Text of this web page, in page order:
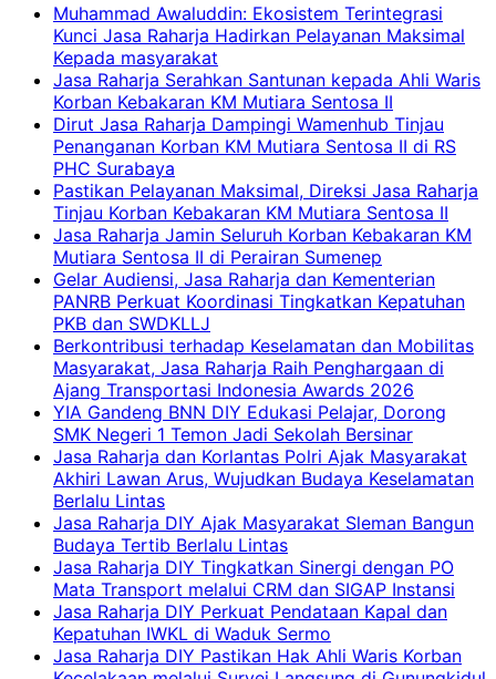
Muhammad Awaluddin: Ekosistem Terintegrasi
Kunci Jasa Raharja Hadirkan Pelayanan Maksimal
Kepada masyarakat
Jasa Raharja Serahkan Santunan kepada Ahli Waris
Korban Kebakaran KM Mutiara Sentosa II
Dirut Jasa Raharja Dampingi Wamenhub Tinjau
Penanganan Korban KM Mutiara Sentosa II di RS
PHC Surabaya
Pastikan Pelayanan Maksimal, Direksi Jasa Raharja
Tinjau Korban Kebakaran KM Mutiara Sentosa II
Jasa Raharja Jamin Seluruh Korban Kebakaran KM
Mutiara Sentosa II di Perairan Sumenep
Gelar Audiensi, Jasa Raharja dan Kementerian
PANRB Perkuat Koordinasi Tingkatkan Kepatuhan
PKB dan SWDKLLJ
Berkontribusi terhadap Keselamatan dan Mobilitas
Masyarakat, Jasa Raharja Raih Penghargaan di
Ajang Transportasi Indonesia Awards 2026
YIA Gandeng BNN DIY Edukasi Pelajar, Dorong
SMK Negeri 1 Temon Jadi Sekolah Bersinar
Jasa Raharja dan Korlantas Polri Ajak Masyarakat
Akhiri Lawan Arus, Wujudkan Budaya Keselamatan
Berlalu Lintas
Jasa Raharja DIY Ajak Masyarakat Sleman Bangun
Budaya Tertib Berlalu Lintas
Jasa Raharja DIY Tingkatkan Sinergi dengan PO
Mata Transport melalui CRM dan SIGAP Instansi
Jasa Raharja DIY Perkuat Pendataan Kapal dan
Kepatuhan IWKL di Waduk Sermo
Jasa Raharja DIY Pastikan Hak Ahli Waris Korban